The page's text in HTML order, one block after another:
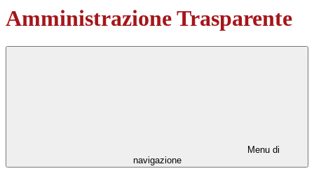
Amministrazione Trasparente
Menu di
navigazione